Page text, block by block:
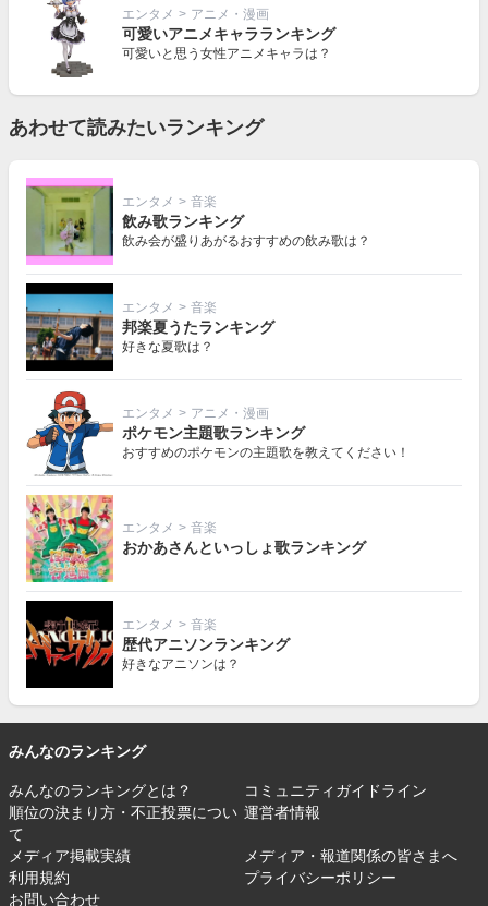
エンタメ > アニメ・漫画
可愛いアニメキャラランキング
可愛いと思う女性アニメキャラは？
あわせて読みたいランキング
エンタメ > 音楽
飲み歌ランキング
飲み会が盛りあがるおすすめの飲み歌は？
エンタメ > 音楽
邦楽夏うたランキング
好きな夏歌は？
エンタメ > アニメ・漫画
ポケモン主題歌ランキング
おすすめのポケモンの主題歌を教えてください！
エンタメ > 音楽
おかあさんといっしょ歌ランキング
エンタメ > 音楽
歴代アニソンランキング
好きなアニソンは？
みんなのランキング
みんなのランキングとは？
コミュニティガイドライン
順位の決まり方・不正投票につい
て
運営者情報
メディア掲載実績
メディア・報道関係の皆さまへ
利用規約
プライバシーポリシー
お問い合わせ